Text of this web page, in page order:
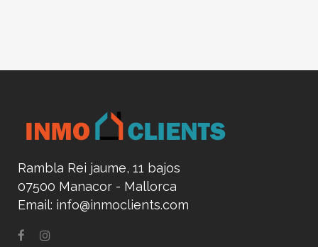
Rambla Rei jaume, 11 bajos
07500 Manacor - Mallorca
Email: info@inmoclients.com